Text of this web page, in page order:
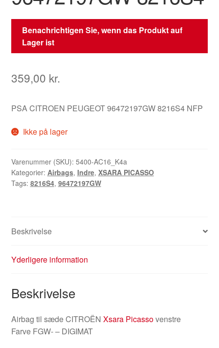
Benachrichtigen Sie, wenn das Produkt auf
Lager ist
359,00 kr.
PSA CITROEN PEUGEOT 96472197GW 8216S4 NFP
Ikke på lager
Varenummer (SKU): 5400-AC16_K4a
Kategorier: Airbags, Indre, XSARA PICASSO
Tags: 8216S4, 96472197GW
Beskrivelse
Yderligere information
Beskrivelse
Airbag til sæde CITROËN Xsara Picassovenstre
Farve FGW- – DIGIMAT